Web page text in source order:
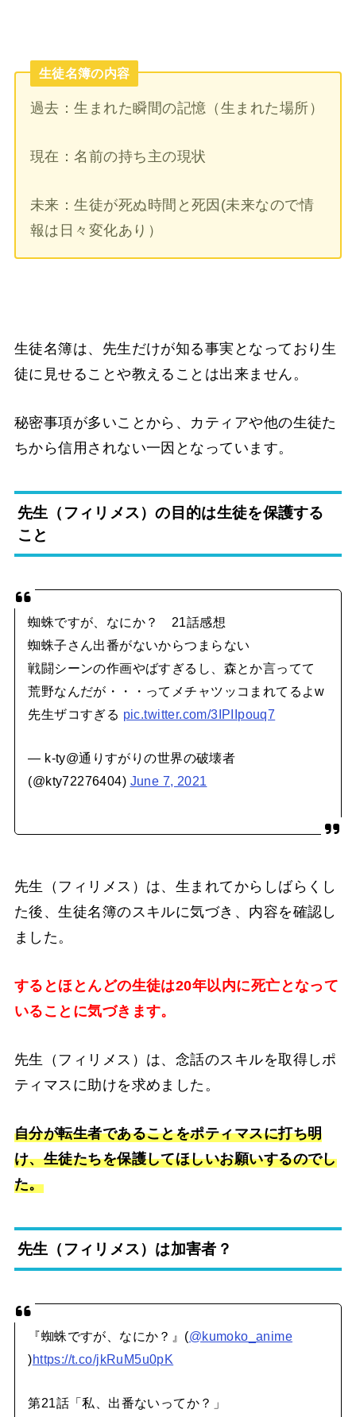
生徒名簿の内容
過去：生まれた瞬間の記憶（生まれた場所）
現在：名前の持ち主の現状
未来：生徒が死ぬ時間と死因(未来なので情
報は日々変化あり）
生徒名簿は、先生だけが知る事実となっており生
徒に見せることや教えることは出来ません。
秘密事項が多いことから、カティアや他の生徒た
ちから信用されない一因となっています。
先生（フィリメス）の目的は生徒を保護する
こと
蜘蛛ですが、なにか？ 21話感想
蜘蛛子さん出番がないからつまらない
戦闘シーンの作画やばすぎるし、森とか言ってて
荒野なんだが・・・ってメチャツッコまれてるよw
先生ザコすぎる pic.twitter.com/3IPIIpouq7
— k-ty@通りすがりの世界の破壊者
(@kty72276404) June 7, 2021
先生（フィリメス）は、生まれてからしばらくし
た後、生徒名簿のスキルに気づき、内容を確認し
ました。
するとほとんどの生徒は20年以内に死亡となって
いることに気づきます。
先生（フィリメス）は、念話のスキルを取得しポ
ティマスに助けを求めました。
自分が転生者であることをポティマスに打ち明
け、生徒たちを保護してほしいお願いするのでし
た。
先生（フィリメス）は加害者？
『蜘蛛ですが、なにか？』(@kumoko_anime
)https://t.co/jkRuM5u0pK
第21話「私、出番ないってか？」